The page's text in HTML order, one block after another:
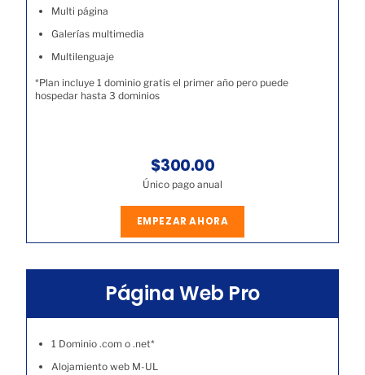
Multi página
Galerías multimedia
Multilenguaje
*Plan incluye 1 dominio gratis el primer año pero puede
hospedar hasta 3 dominios
$300.00
Único pago anual
EMPEZAR AHORA
Página Web Pro
1 Dominio .com o .net*
Alojamiento web M-UL